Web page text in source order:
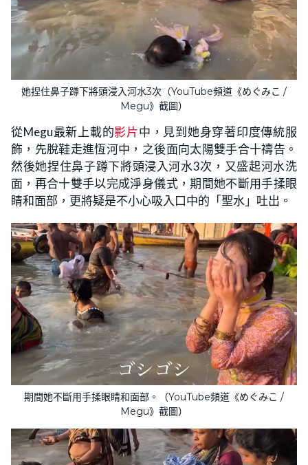
她捏住鼻子蹲下將頭浸入河水3次（YouTube頻道《めぐみこ /
Megu》截圖）
從Megu最新上載的影片中，見到她身穿著印度傳統服
飾，先脫鞋走進恆河中，之後面向太陽雙手合十禱告。
然後她捏住鼻子蹲下將頭浸入河水3次，又盛起河水洗
面，再合十雙手以完成淨身儀式，期間她不斷用手揉眼
睛和面部，更將疑是不小心吸入口中的「聖水」吐出。
期間她不斷用手揉眼睛和面部。（YouTube頻道《めぐみこ /
Megu》截圖）